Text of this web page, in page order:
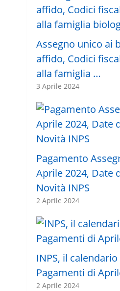
Assegno unico ai
affido, Codici
alla famiglia …
3 Aprile 2024
Pagamento
Aprile 2024, Date
Novità INPS
2 Aprile 2024
INPS, il
Pagamenti di
2 Aprile 2024